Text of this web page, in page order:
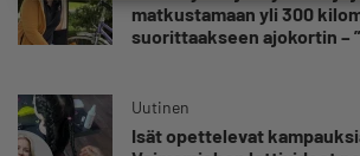
matkustamaan yli 300
suorittaakseen ajokortin –
Uutinen
Isät opettelevat